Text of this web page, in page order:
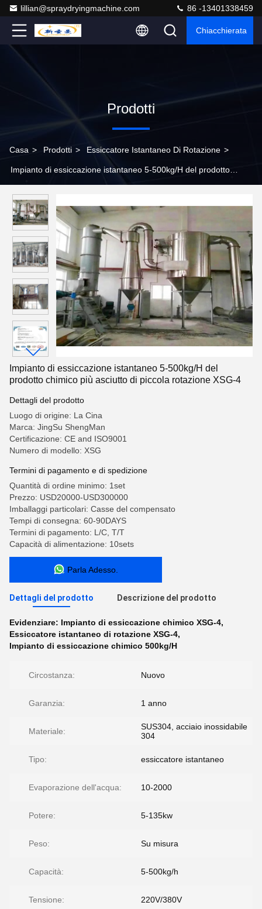
lillian@spraydryingmachine.com 86 -13401338459
Chiacchierata
Prodotti
Casa > Prodotti > Essiccatore Istantaneo Di Rotazione >
Impianto di essiccazione istantaneo 5-500kg/H del prodotto
Impianto di essiccazione istantaneo 5-500kg/H del
prodotto chimico più asciutto di piccola rotazione XSG-4
Dettagli del prodotto
Luogo di origine: La Cina
Marca: JingSu ShengMan
Certificazione: CE and ISO9001
Numero di modello: XSG
Termini di pagamento e di spedizione
Quantità di ordine minimo: 1set
Prezzo: USD20000-USD300000
Imballaggi particolari: Casse del compensato
Tempi di consegna: 60-90DAYS
Termini di pagamento: L/C, T/T
Capacità di alimentazione: 10sets
Parla Adesso.
Dettagli del prodotto Descrizione del prodotto
Evidenziare: Impianto di essiccazione chimico XSG-4,
Essiccatore istantaneo di rotazione XSG-4,
Impianto di essiccazione chimico 500kg/H
Circostanza: Nuovo
Garanzia: 1 anno
Materiale:
SUS304, acciaio inossidabile
304
Tipo: essiccatore istantaneo
Evaporazione dell'acqua: 10-2000
Potere: 5-135kw
Peso: Su misura
Capacità: 5-500kg/h
Tensione: 220V/380V